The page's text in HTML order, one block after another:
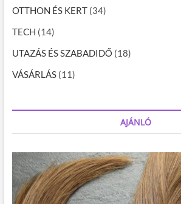
OTTHON ÉS KERT(34)
TECH (14)
UTAZÁS ÉS SZABADIDŐ (18)
VÁSÁRLÁS(11)
AJÁNLÓ